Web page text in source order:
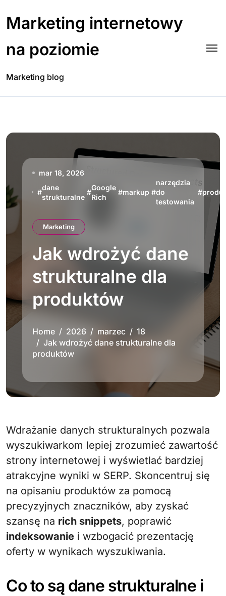
content
Marketing internetowy
na poziomie
Marketing blog
mar 18, 2026
#
dane
strukturalne
#
Google
Rich
#markup #
narzędzia
do
testowania
#
Marketing
Jak wdrożyć dane
strukturalne dla
produktów
Home 2026 marzec
18
Jak wdrożyć dane strukturalne dla
produktów
Wdrażanie danych strukturalnych pozwala
wyszukiwarkom lepiej zrozumieć zawartość
strony internetowej i wyświetlać bardziej
atrakcyjne wyniki w SERP. Skoncentruj się
na opisaniu produktów za pomocą
precyzyjnych znaczników, aby zyskać
szansę na rich snippets, poprawić
indeksowanie i wzbogacić prezentację
oferty w wynikach wyszukiwania.
Co to są dane strukturalne i